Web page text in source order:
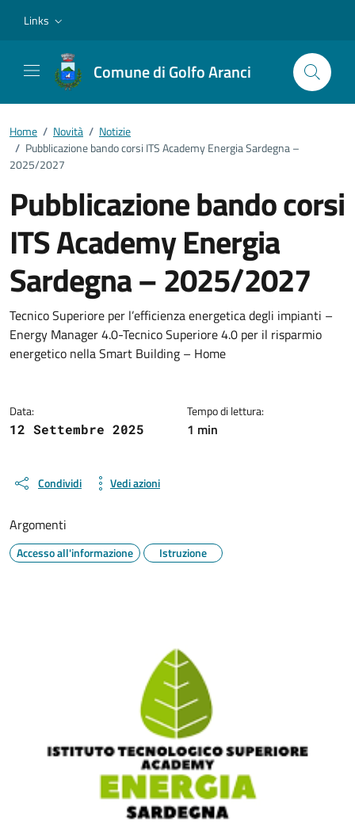
Links
Comune di Golfo Aranci
Home / Novità / Notizie
/ Pubblicazione bando corsi ITS Academy Energia Sardegna –
2025/2027
Pubblicazione bando corsi
ITS Academy Energia
Sardegna – 2025/2027
Dettagli della notizia
Tecnico Superiore per l’efficienza energetica degli impianti –
Energy Manager 4.0-Tecnico Superiore 4.0 per il risparmio
energetico nella Smart Building – Home
Data:
12 Settembre 2025
Tempo di lettura:
1 min
Condividi Vedi azioni
Argomenti
Accesso all'informazione Istruzione